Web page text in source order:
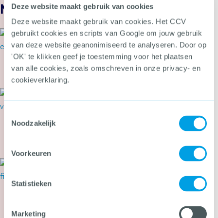
Deze website maakt gebruik van cookies
Deze website maakt gebruik van cookies. Het CCV
gebruikt cookies en scripts van Google om jouw gebruik
van deze website geanonimiseerd te analyseren. Door op
'OK' te klikken geef je toestemming voor het plaatsen
van alle cookies, zoals omschreven in onze privacy- en
cookieverklaring.
Noodzakelijk
Voorkeuren
Statistieken
Marketing
Nieuws
24 juli 2026
Secondant: Van bierviltje tot
Cyber Alarmcentrale
Meer over Secondant: Van bierviltje tot Cyber
augustus van kracht: wat kun je
Meer over Cyberbeveiligingswet vanaf 15
wetsvoorstel tegen heling en